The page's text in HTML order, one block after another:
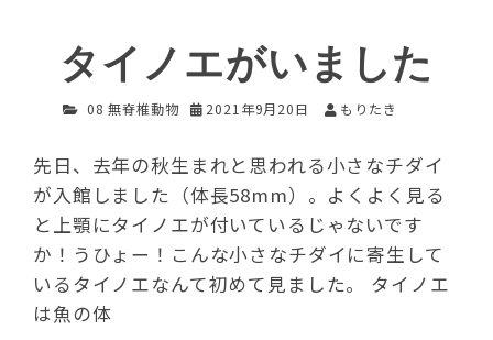
タイノエがいました
08 無脊椎動物 2021年9月20日 もりたき
先日、去年の秋生まれと思われる小さなチダイ
が入館しました（体長58mm）。よくよく見る
と上顎にタイノエが付いているじゃないです
か！うひょー！こんな小さなチダイに寄生して
いるタイノエなんて初めて見ました。 タイノエ
は魚の体